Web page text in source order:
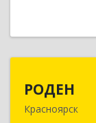
РОДЕН
Красноярск
660064,